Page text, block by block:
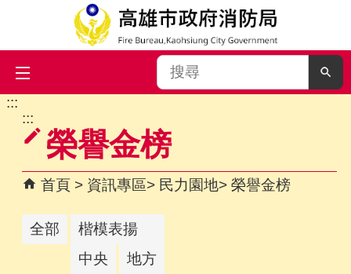
跳到主要內容區塊
搜
尋
:::
:::
榮譽金榜
首頁 資訊專區 民力園地 榮譽金榜
全部
楷模表揚
中央
地方